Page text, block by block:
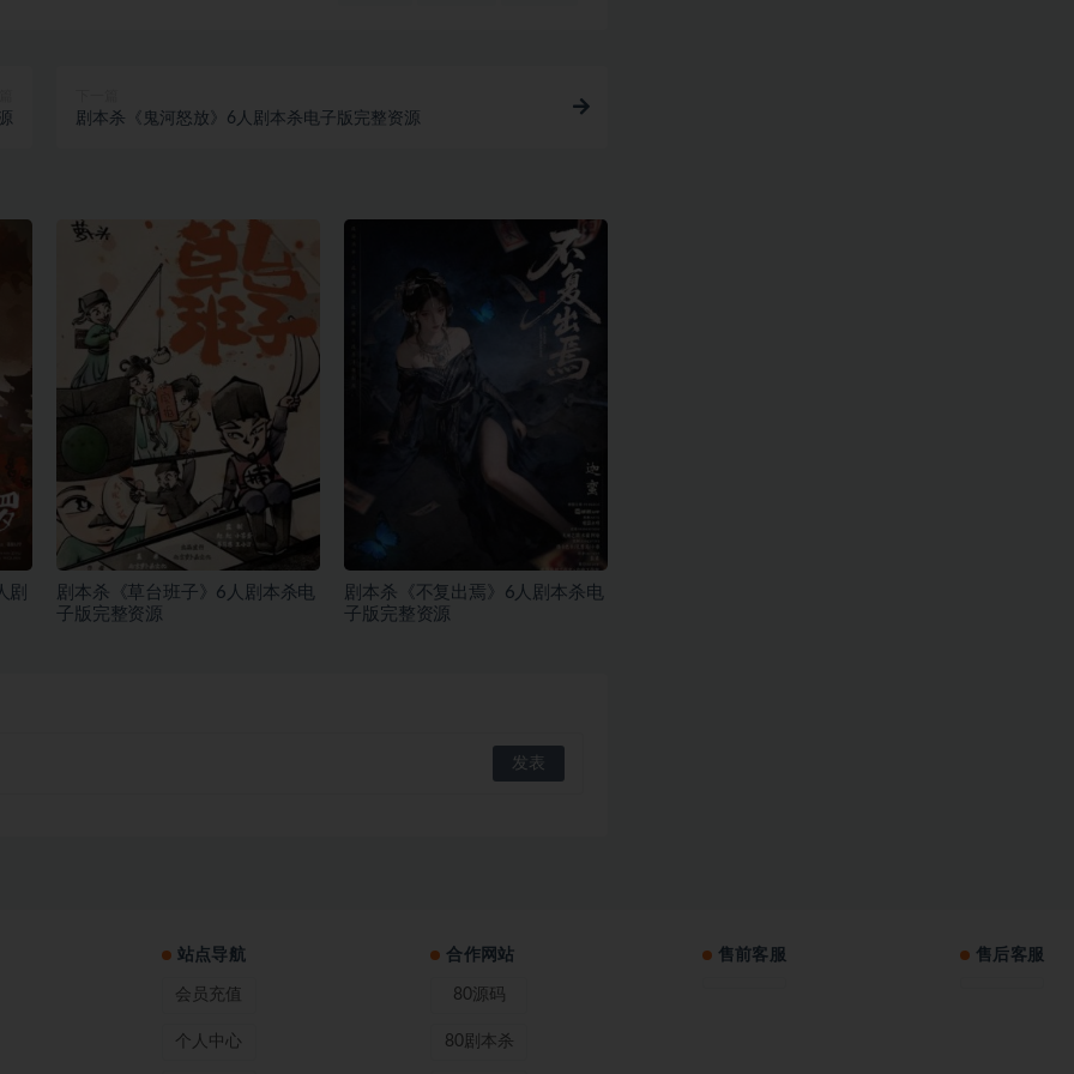
剧本杀《鬼河怒放》6人剧本杀电子版完整资源
剧
剧本杀《草台班子》6人剧本杀电
子版完整资源
剧本杀《不复出焉》6人剧本杀电
子版完整资源
站点导航
会员充值
个人中心
合作网站
80源码
80剧本杀
售前客服 售后客服